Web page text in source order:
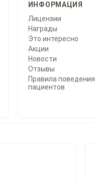
ИНФОРМАЦИЯ
Лицензии
Награды
Это интересно
Акции
Новости
Отзывы
Правила поведения
пациентов